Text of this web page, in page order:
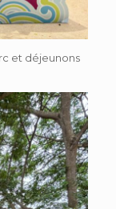
et déjeunons